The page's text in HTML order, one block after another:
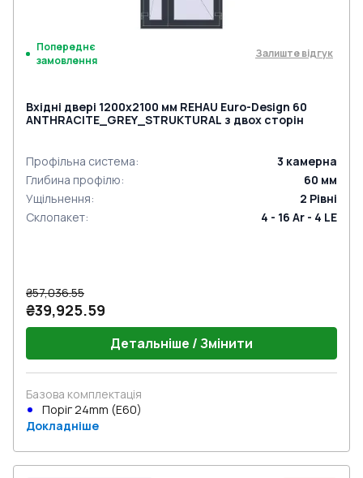
Попереднє
замовлення
Залиште відгук
Вхідні двері 1200x2100 мм REHAU Euro-Design 60
ANTHRACITE_GREY_STRUKTURAL з двох сторін
Профільна система: 3 камерна
Глибина профілю: 60 мм
Ущільнення: 2 Рівні
Склопакет: 4 - 16 Ar - 4 LE
₴57,036.55
₴39,925.59
Детальніше / Змінити
Базова комплектація
Поріг 24mm (E60)
Докладніше